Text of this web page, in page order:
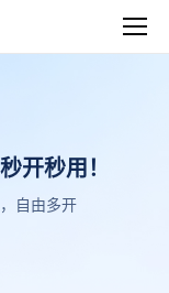
开秒用！
自由多开